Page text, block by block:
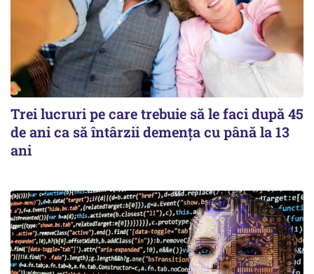
Trei lucruri pe care trebuie să le faci după 45
de ani ca să întârzii demența cu până la 13
ani